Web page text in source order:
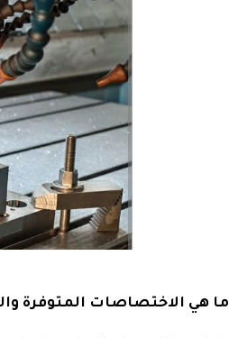
ما هي الاختصاصات المتوفرة